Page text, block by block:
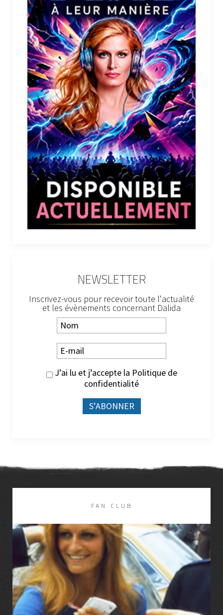
NEWSLETTER
Inscrivez-vous pour recevoir toute l'actualité
et les évènements concernant Dalida
J’ai lu et j’accepte la Politique de
confidentialité
FAN CLUB
LIRE LA SUITE